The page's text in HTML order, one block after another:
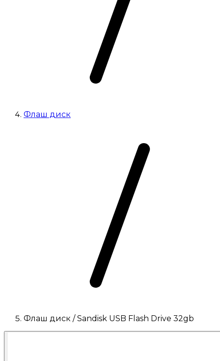
Флаш диск
Флаш диск / Sandisk USB Flash Drive 32gb